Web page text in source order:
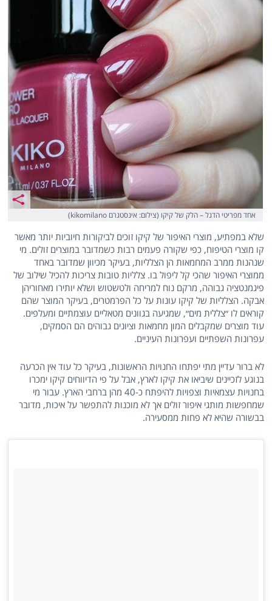
אחד מפריטי הדגל – הלק של קיקו (צילום: אינסטגרם kikomilano)
שלא במפתיע, מוצרי האיפור של קיקו זוכים לביקורות חיוביות יותר מאשר
קו מוצרי הטיפוח, כפי שקורה פעמים רבות כשמדובר במוצרים זולים. מי
שנהנות ממרב המחמאות הן הצלליות, בעיקר מכיוון שמדובר באחד
ממוצרי האיפור שהכי קל ליפול בו. צלליות טובות צריכות להכיל שילוב של
פיגמנטציה גבוהה, מרקם נוח למריחה ולטשטוש ושלא יותירו מאחוריהן
אבקה. הצלליות של קיקו עונות על כל הפרמטרים, בעיקר המוצר שהם
קוראים לו ״צללית מים״, שמגיעה בגוונים מטאליים עוצמתיים ומעלפים.
עוד מוצרים שמקבלים המון מחמאות וציונים גבוהים הם הסמקים,
עפרונות השפתיים ועפרונות העיניים.
לא ברור עדיין מתי יפתחו החנויות הראשונות, בעיקר כל עוד אין הכרעה
בנוגע לזכיינים שיביאו את קיקו לארץ, אבל על פי הדיווחים קיקו ימכרו
בחנויות עצמאיות וצפויות להיפתח כ-40 מהן ברחבי הארץ. עבור מי
שמחפשות מותגי איפור זולים אך לא מוכנות להתפשר על איכות, מדובר
בבשורה שהיא לא פחות ממסעירה.